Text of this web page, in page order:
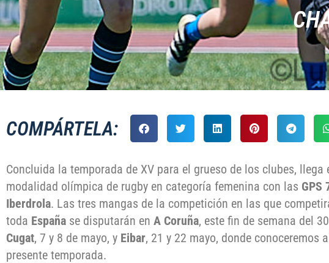
COMPÁRTELA:
Concluida la temporada de XV para el grueso de los clubes, llega
modalidad olímpica de rugby en categoría femenina con las GPS
Iberdrola. Las tres mangas de la competición en las que
toda España se disputarán en A Coruña, este fin de semana del
Cugat, 7 y 8 de mayo, y Eibar, 21 y 22 mayo, donde conoceremos
presente temporada.